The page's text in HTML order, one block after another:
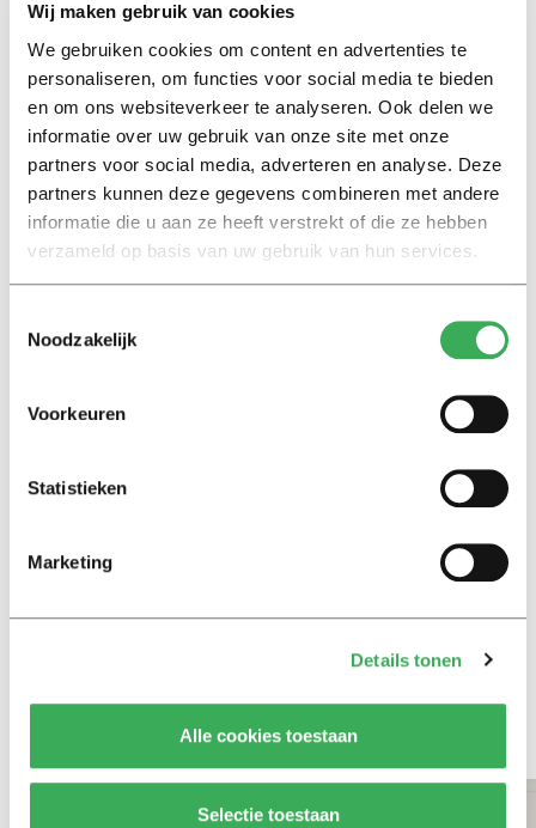
Wij maken gebruik van cookies
We gebruiken cookies om content en advertenties te
personaliseren, om functies voor social media te bieden
en om ons websiteverkeer te analyseren. Ook delen we
informatie over uw gebruik van onze site met onze
partners voor social media, adverteren en analyse. Deze
partners kunnen deze gegevens combineren met andere
informatie die u aan ze heeft verstrekt of die ze hebben
verzameld op basis van uw gebruik van hun services.
Noodzakelijk
Voorkeuren
Statistieken
Marketing
Details tonen
Alle cookies toestaan
Selectie toestaan
Interview
Marion Koopmans over online
bedreigingen en desinformatie:
‘Wetenschappers, kom die
ivoren toren uit’
Achtergrond
Kinderen spelen de Zero
kregen er een paar miljoen
slaapmiddelen: zo komen
studenten de tentamenperiode
Maak het onderwijs flexibel,
zodat studenten zich breder
kunnen ontwikkelen
Bekijk meer recent nieuws